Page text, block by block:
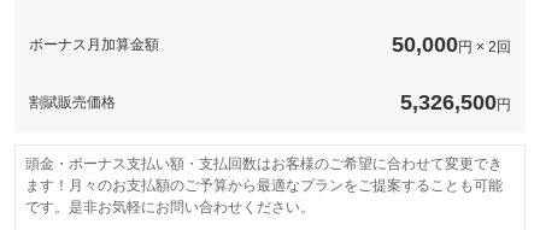
ボーナス月加算金額 50,000円 × 2回
割賦販売価格 5,326,500円
頭金・ボーナス支払い額・支払回数はお客様のご希望に合わせて変更でき
ます！月々のお支払額のご予算から最適なプランをご提案することも可能
です。是非お気軽にお問い合わせください。